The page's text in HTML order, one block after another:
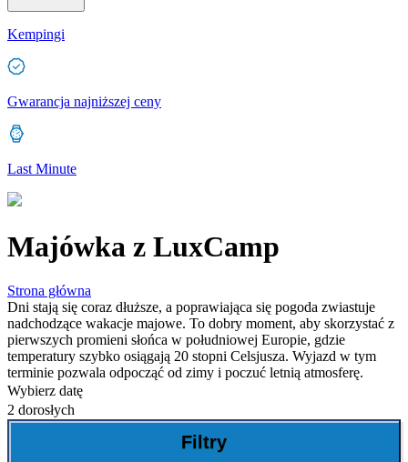
Kempingi
Gwarancja najniższej ceny
Last Minute
Majówka z LuxCamp
Strona główna
Dni stają się coraz dłuższe, a poprawiająca się pogoda zwiastuje
nadchodzące wakacje majowe. To dobry moment, aby skorzystać z
pierwszych promieni słońca w południowej Europie, gdzie
temperatury szybko osiągają 20 stopni Celsjusza. Wyjazd w tym
terminie pozwala odpocząć od zimy i poczuć letnią atmosferę.
Wybierz datę
2 dorosłych
Filtry